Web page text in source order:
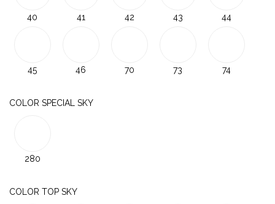
40 41 42 43 44
45 46 70 73 74
COLOR SPECIAL SKY
280
COLOR TOP SKY